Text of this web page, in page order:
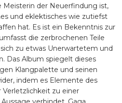
Meisterin der Neuerfindung ist,
und eklektisches wie zutiefst
hat. Es ist ein Bekenntnis zur
die zerbrochenen Teile
zu etwas Unerwartetem und
Das Album spiegelt dieses
Klangpalette und seinen
indem es Elemente des
Verletzlichkeit zu einer